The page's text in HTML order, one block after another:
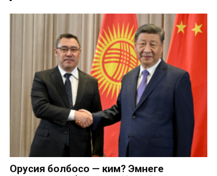
Орусия болбосо — ким? Эмнеге